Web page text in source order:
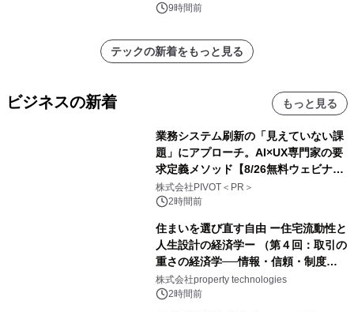
9時間前
テックの新着をもっと見る
ビジネスの新着 もっと見る
業務システム刷新の「見えていない課
題」にアプローチ。AI×UX専門家の要
求定義メソッド【8/26無料ウェビナ
ー】株式会社PIVOT
株式会社PIVOT＜PR＞
2時間前
住まいを選び直す自由 ー住宅流動性と
人生設計の経済学ー （第４回：取引の
重さの経済学──情報・信頼・制度を
PropTechはどう組み替えるか）｜
PropTech-Lab
株式会社property technologies
2時間前